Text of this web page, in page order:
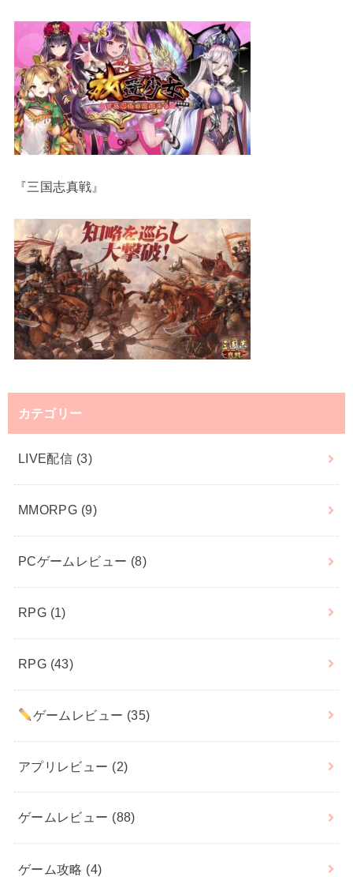
『三国志真戦』
カテゴリー
LIVE配信 (3)
MMORPG (9)
PCゲームレビュー (8)
RPG (1)
RPG (43)
ゲームレビュー (35)
アプリレビュー (2)
ゲームレビュー (88)
ゲーム攻略 (4)